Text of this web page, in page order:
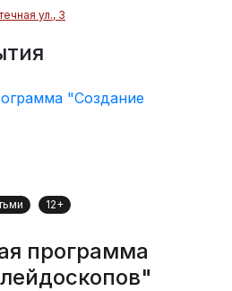
ул., 3
12+
программа